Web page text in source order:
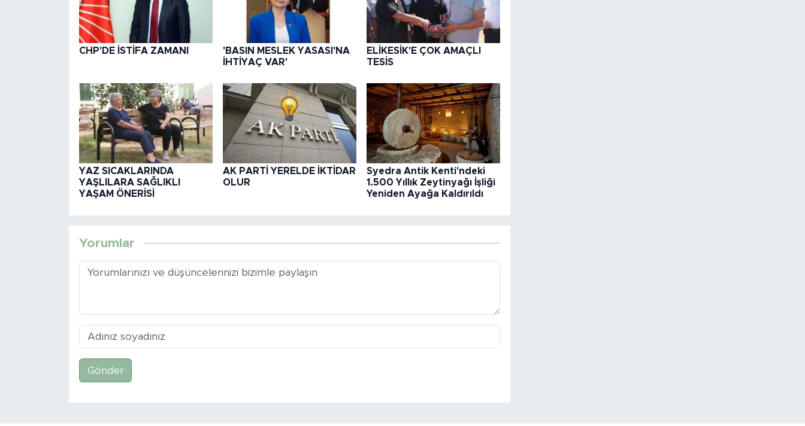
CHP'DE İSTİFA ZAMANI
'BASIN MESLEK YASASI'NA
İHTİYAÇ VAR'
ELİKESİK'E ÇOK AMAÇLI
TESİS
YAZ SICAKLARINDA
YAŞLILARA SAĞLIKLI
YAŞAM ÖNERİSİ
AK PARTİ YERELDE İKTİDAR
OLUR
Syedra Antik Kenti'ndeki
1.500 Yıllık Zeytinyağı İşliği
Yeniden Ayağa Kaldırıldı
Yorumlar
Gönder